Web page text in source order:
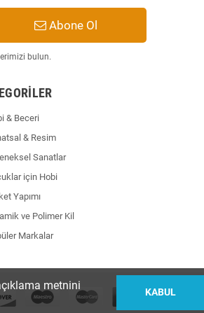
Abone Ol
bulun.
& Beceri
& Resim
Sanatlar
için Hobi
Yapımı
ve Polimer Kil
Markalar
metnini
KABUL